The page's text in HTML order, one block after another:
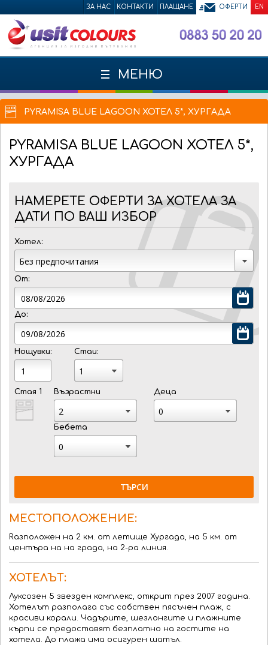
ЗА НАС КОНТАКТИ ПЛАЩАНЕ ОФЕРТИ EN
МЕНЮ
PYRAMISA BLUE LAGOON ХОТЕЛ 5*, ХУРГАДА
PYRAMISA BLUE LAGOON ХОТЕЛ 5*,
ХУРГАДА
НАМЕРЕТЕ ОФЕРТИ ЗА ХОТЕЛА ЗА
ДАТИ ПО ВАШ ИЗБОР
Хотел:
От:
До:
Нощувки: Стаи:
Стая 1 Възрастни Деца
Бебета
ТЪРСИ
МЕСТОПОЛОЖЕНИЕ:
Rазположен на 2 км. от летище Хургада, на 5 км. от
центъра на на града, на 2-ра линия.
ХОТЕЛЪТ:
Луксозен 5 звезден комплекс, открит през 2007 година.
Хотелът разполага със собствен пясъчен плаж, с
красиви корали. Чадърите, шезлонгите и плажните
кърпи се предоставят безплатно на гостите на
хотела. До плажа има осигурен шатъл.